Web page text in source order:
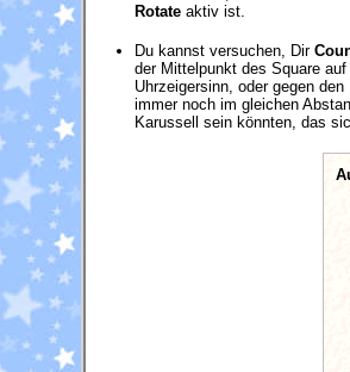
Rotate aktiv ist.
Du kannst versuchen, Dir
der Mittelpunkt des Square
Uhrzeigersinn, oder gegen
immer noch im gleichen
Karussell sein könnten, das